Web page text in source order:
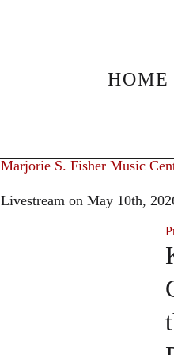
HOME
Herbert Blomstedt
Marjorie S. Fisher Music
Livestream on May 10th,